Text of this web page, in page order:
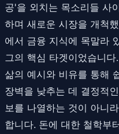
공'을 외치는 목소리들 사
하며 새로운 시장을 개척
에서 금융 지식에 목말라
그의 핵심 타겟이었습니
삶의 예시와 비유를 통해
장벽을 낮추는 데 결정적
보를 나열하는 것이 아니
합니다. 돈에 대한 철학부